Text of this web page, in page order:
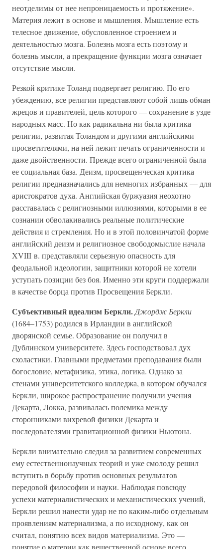
неотделимы от нее непроницаемость и протяжение».
Материя лежит в основе и мышления. Мышление есть
телесное движение, обусловленное строением и
деятельностью мозга. Болезнь мозга есть поэтому и
болезнь мысли, а прекращение функции мозга означает
отсутствие мысли.
Резкой критике Толанд подвергает религию. По его
убеждению, все религии представляют собой лишь обман
жрецов и правителей, цель которого — сохранение в узде
народных масс. Но как радикальна ни была критика
религии, развитая Толандом и другими английскими
просветителями, на ней лежит печать ограниченности и
даже двойственности. Прежде всего ограниченной была
ее социальная база. Деизм, просвещенческая критика
религии предназначались для немногих избранных — для
аристократов духа. Английская буржуазия неохотно
расставалась с религиозными иллюзиями, которыми в ее
сознании обволакивались реальные политические
действия и стремления. Но и в этой половинчатой форме
английский деизм и религиозное свободомыслие начала
XVIII в. представляли серьезную опасность для
феодальной идеологии, защитники которой не хотели
уступать позиции без боя. Именно эти круги поддержали
в качестве борца против Просвещения Беркли.
Субъективный идеализм Беркли. Джордж Беркли
(1684–1753) родился в Ирландии в английской
дворянской семье. Образование он получил в
Дублинском университете. Здесь господствовал дух
схоластики. Главными предметами преподавания были
богословие, метафизика, этика, логика. Однако за
стенами университетского колледжа, в котором обучался
Беркли, широкое распространение получили учения
Декарта, Локка, развивалась полемика между
сторонниками вихревой физики Декарта и
последователями гравитационной физики Ньютона.
Беркли внимательно следил за развитием современных
ему естественнонаучных теорий и уже смолоду решил
вступить в борьбу против основных результатов
передовой философии и науки. Наблюдая повсюду
успехи материалистических и механистических учений,
Беркли решил нанести удар не по каким-либо отдельным
проявлениям материализма, а по исходному, как он
считал, понятию всех видов материализма. Это —
понятие о материи как вещественной основе всего